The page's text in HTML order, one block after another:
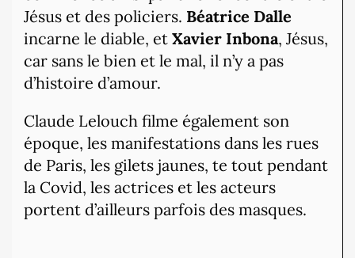
Jésus et des policiers. Béatrice Dalle
incarne le diable, et Xavier Inbona, Jésus,
car sans le bien et le mal, il n’y a pas
d’histoire d’amour.
Claude Lelouch filme également son
époque, les manifestations dans les rues
de Paris, les gilets jaunes, te tout pendant
la Covid, les actrices et les acteurs
portent d’ailleurs parfois des masques.